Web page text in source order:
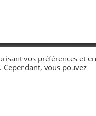
vos préférences et en
Cependant, vous pouvez